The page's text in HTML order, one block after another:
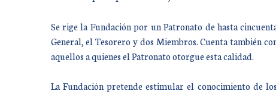
Se rige la Fundación por un Patronato de hasta
General, el Tesorero y dos Miembros. Cuenta también
aquellos a quienes el Patronato otorgue esta calidad.
La Fundación pretende estimular el conocimiento de